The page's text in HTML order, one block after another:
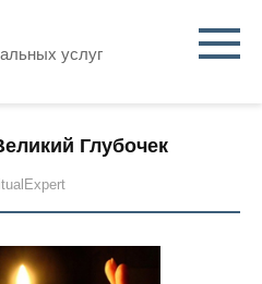
услуг
Глубочек